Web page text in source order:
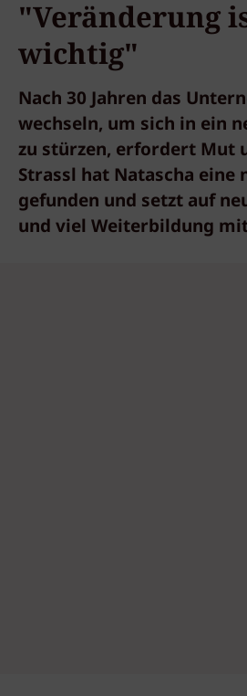
"Veränderung
wichtig"
Nach 30 Jahren das
wechseln, um sich in ein
zu stürzen, erfordert Mut
Strassl hat Natascha eine
gefunden und setzt auf
und viel Weiterbildung